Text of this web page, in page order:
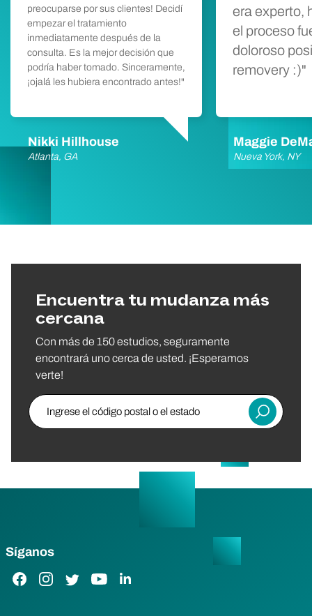
preocuparse por sus clientes! Decidí
empezar el tratamiento
inmediatamente después de la
consulta. Es la mejor decisión que
podría haber tomado. Sinceramente,
¡ojalá les hubiera encontrado antes!"
Nikki Hillhouse
Atlanta, GA
era experto,
el proceso
doloroso
removery :)"
Maggie
Nueva York, NY
Encuentra tu mudanza más
cercana
Con más de 150 estudios, seguramente
encontrará uno cerca de usted. ¡Esperamos
verte!
Ingrese el código postal o el estado
Entregar
Síganos
Enlace de Facebook
Enlace de Instagram
Enlace de Twitter
Enlace de YouTube
Enlace de LinkedIn